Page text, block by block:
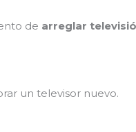
de arreglar
un televisor nuevo.